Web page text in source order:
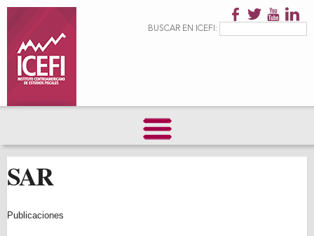
principalFormulario de
BUSCAR EN ICEFI:
SAR
Publicaciones